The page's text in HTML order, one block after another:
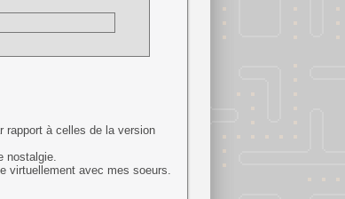
rapport à celles de la version
nostalgie.
virtuellement avec mes soeurs.